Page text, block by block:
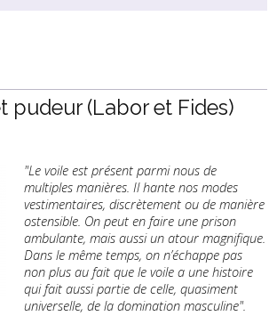
pudeur (Labor et Fides)
"Le voile est présent parmi nous de
multiples manières. Il hante nos modes
vestimentaires, discrètement ou de manière
ostensible. On peut en faire une prison
ambulante, mais aussi un atour magnifique.
Dans le même temps, on n’échappe pas
non plus au fait que le voile a une histoire
qui fait aussi partie de celle, quasiment
universelle, de la domination masculine".